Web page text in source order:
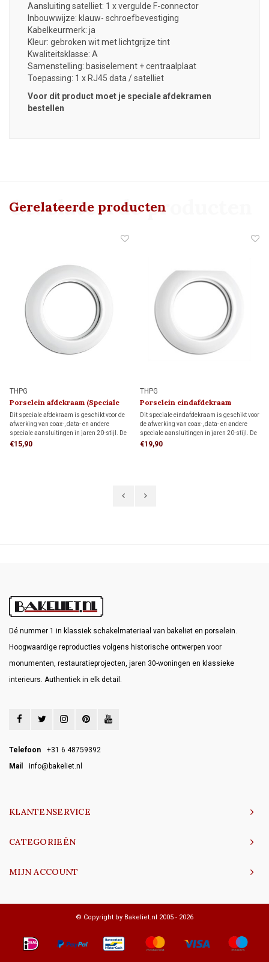
Aansluiting satelliet: 1 x vergulde F-connector
Inbouwwijze: klauw- schroefbevestiging
Kabelkeurmerk: ja
Kleur: gebroken wit met lichtgrijze tint
Kwaliteitsklasse: A
Samenstelling: basiselement + centraalplaat
Toepassing: 1 x RJ45 data / satelliet
Voor dit product moet je speciale afdekramen
bestellen
Gerelateerde producten
Gerelateerde producten
THPG
Porselein afdekraam (Speciale
Aansluiting)
Dit speciale afdekraam is geschikt voor de
afwerking van coax-, data- en andere
speciale aansluitingen in jaren 20-stijl. De
authentieke uitstraling maakt het ideaal
€15,90
THPG
Porselein eindafdekraam
(Speciale Aansluiting)
Dit speciale eindafdekraam is geschikt voor
de afwerking van coax-, data- en andere
speciale aansluitingen in jaren 20-stijl. De
authentieke uitstraling maakt het ideaal
€19,90
Dé nummer 1 in klassiek schakelmateriaal van bakeliet en porselein.
Hoogwaardige reproducties volgens historische ontwerpen voor
monumenten, restauratieprojecten, jaren 30-woningen en klassieke
interieurs. Authentiek in elk detail.
Telefoon
+31 6 48759392
Mail
info@bakeliet.nl
KLANTENSERVICE
CATEGORIEËN
MIJN ACCOUNT
© Copyright by Bakeliet.nl 2005 - 2026